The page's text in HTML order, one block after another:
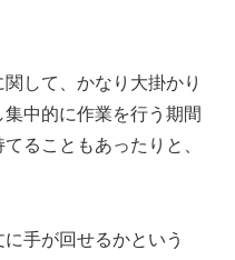
して、かなり大掛かり
中的に作業を行う期間
ることもあったりと、
手が回せるかという